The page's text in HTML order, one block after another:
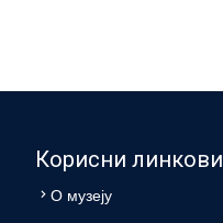
Корисни линкови
О музеју